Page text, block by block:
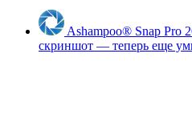
Ashampoo® Snap Pro
скриншот — теперь еще